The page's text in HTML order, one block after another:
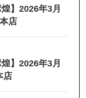
】2026年3月
店
】2026年3月
店